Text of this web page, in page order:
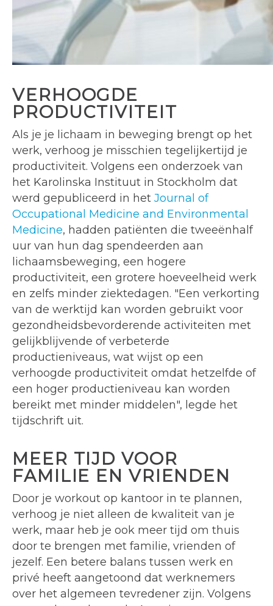
VERHOOGDE
PRODUCTIVITEIT
Als je je lichaam in beweging brengt op het
werk, verhoog je misschien tegelijkertijd je
productiviteit. Volgens een onderzoek van
het Karolinska Instituut in Stockholm dat
werd gepubliceerd in het Journal of
Occupational Medicine and Environmental
Medicine, hadden patiënten die tweeënhalf
uur van hun dag spendeerden aan
lichaamsbeweging, een hogere
productiviteit, een grotere hoeveelheid werk
en zelfs minder ziektedagen. "Een verkorting
van de werktijd kan worden gebruikt voor
gezondheidsbevorderende activiteiten met
gelijkblijvende of verbeterde
productieniveaus, wat wijst op een
verhoogde productiviteit omdat hetzelfde of
een hoger productieniveau kan worden
bereikt met minder middelen", legde het
tijdschrift uit.
MEER TIJD VOOR
FAMILIE EN VRIENDEN
Door je workout op kantoor in te plannen,
verhoog je niet alleen de kwaliteit van je
werk, maar heb je ook meer tijd om thuis
door te brengen met familie, vrienden of
jezelf. Een betere balans tussen werk en
privé heeft aangetoond dat werknemers
over het algemeen tevredener zijn. Volgens